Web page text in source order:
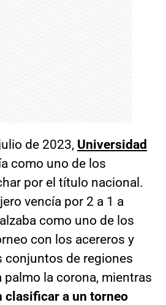
de 2023, Universidad
como uno de los
por el título nacional.
vencía por 2 a 1 a
como uno de los
con los acereros y
conjuntos de regiones
palmo la corona, mientras
clasificar a un torneo